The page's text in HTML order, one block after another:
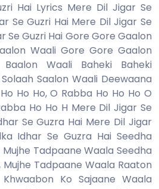
Hai Lyrics Mere Dil Jigar Se
Se Guzri Hai Mere Dil Jigar Se
Se Guzri Hai Gore Gore Gaalon
Waali Gore Gore Gaalon
Waali Baheki Baheki
Saalon Waali Deewaana
Ho Ho, O Rabba Ho Ho Ho O
Ho Ho H Mere Dil Jigar Se
Se Guzra Hai Mere Dil Jigar
Idhar Se Guzra Hai Seedha
Tadpaane Waala Seedha
Mujhe Tadpaane Waala Raaton
Ko Sajaane Waala